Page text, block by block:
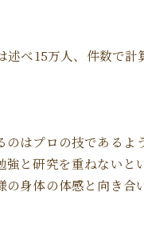
べ15万人、件数で
のはプロの技である
と研究を重ねないと
身体の体感と向き合